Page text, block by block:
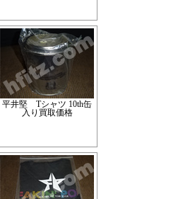
平井堅 Tシャツ 10th缶
入り買取価格